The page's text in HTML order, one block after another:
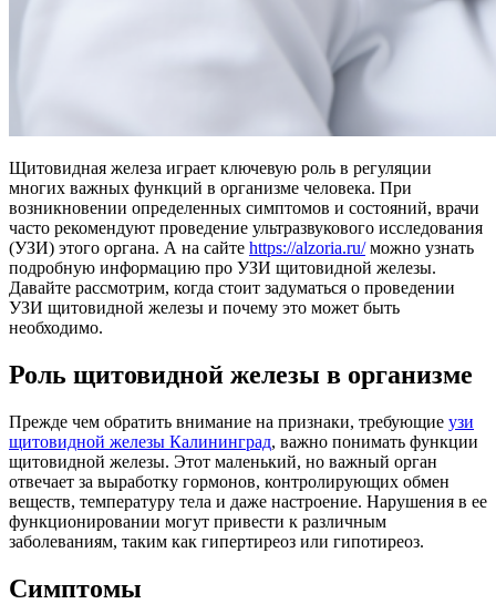
Щитовидная железа играет ключевую роль в регуляции
многих важных функций в организме человека. При
возникновении определенных симптомов и состояний, врачи
часто рекомендуют проведение ультразвукового исследования
(УЗИ) этого органа. А на сайте https://alzoria.ru/можно узнать
подробную информацию про УЗИ щитовидной железы.
Давайте рассмотрим, когда стоит задуматься о проведении
УЗИ щитовидной железы и почему это может быть
необходимо.
Роль щитовидной железы в организме
Прежде чем обратить внимание на признаки, требующие узи
щитовидной железы Калининград, важно понимать функции
щитовидной железы. Этот маленький, но важный орган
отвечает за выработку гормонов, контролирующих обмен
веществ, температуру тела и даже настроение. Нарушения в ее
функционировании могут привести к различным
заболеваниям, таким как гипертиреоз или гипотиреоз.
Симптомы